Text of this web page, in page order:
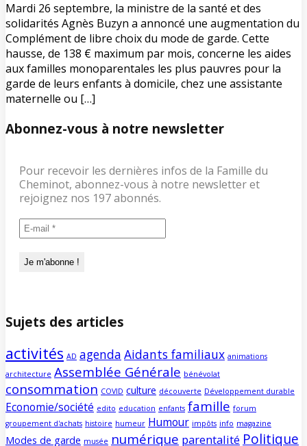
Mardi 26 septembre, la ministre de la santé et des
solidarités Agnès Buzyn a annoncé une augmentation du
Complément de libre choix du mode de garde. Cette
hausse, de 138 € maximum par mois, concerne les aides
aux familles monoparentales les plus pauvres pour la
garde de leurs enfants à domicile, chez une assistante
maternelle ou […]
Abonnez-vous à notre newsletter
Pour recevoir les dernières infos de la Famille du
Cheminot, abonnez-vous à notre newsletter et
rejoignez nos 197 abonnés.
Sujets des articles
activités AD agenda Aidants familiaux animations
architecture Assemblée Générale bénévolat
consommation COVID culture découverte Développement durable
Economie/société edito education enfants famille forum
groupement d'achats histoire humeur Humour impôts info magazine
Modes de garde musée numérique parentalité Politique